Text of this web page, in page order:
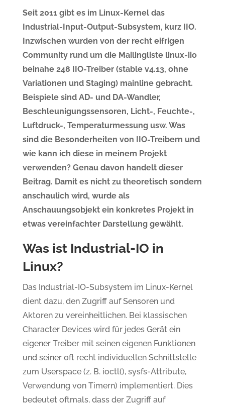
Seit 2011 gibt es im Linux-Kernel das
Industrial-Input-Output-Subsystem, kurz IIO.
Inzwischen wurden von der recht eifrigen
Community rund um die Mailingliste linux-iio
beinahe 248 IIO-Treiber (stable v4.13, ohne
Variationen und Staging) mainline gebracht.
Beispiele sind AD- und DA-Wandler,
Beschleunigungssensoren, Licht-, Feuchte-,
Luftdruck-, Temperaturmessung usw. Was
sind die Besonderheiten von IIO-Treibern und
wie kann ich diese in meinem Projekt
verwenden? Genau davon handelt dieser
Beitrag. Damit es nicht zu theoretisch sondern
anschaulich wird, wurde als
Anschauungsobjekt ein konkretes Projekt in
etwas vereinfachter Darstellung gewählt.
Was ist Industrial-IO in
Linux?
Das Industrial-IO-Subsystem im Linux-Kernel
dient dazu, den Zugriff auf Sensoren und
Aktoren zu vereinheitlichen. Bei klassischen
Character Devices wird für jedes Gerät ein
eigener Treiber mit seinen eigenen Funktionen
und seiner oft recht individuellen Schnittstelle
zum Userspace (z. B. ioctl(), sysfs-Attribute,
Verwendung von Timern) implementiert. Dies
bedeutet oftmals, dass der Zugriff auf